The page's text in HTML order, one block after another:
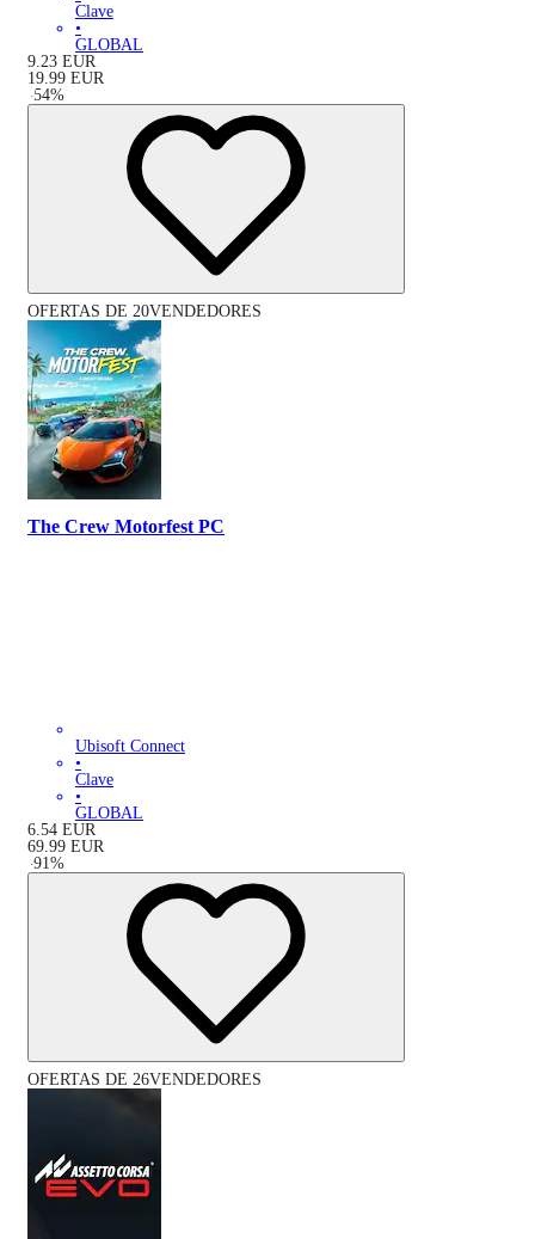
Clave
•
GLOBAL
9.23 EUR
19.99 EUR
-54%
OFERTAS DE 20VENDEDORES
The Crew Motorfest PC
Ubisoft Connect
•
Clave
•
GLOBAL
6.54 EUR
69.99 EUR
-91%
OFERTAS DE 26VENDEDORES